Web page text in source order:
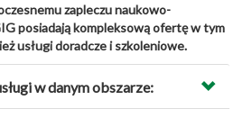
zapleczu naukowo-
posiadają kompleksową ofertę w tym
usługi doradcze i szkoleniowe.
w danym obszarze: